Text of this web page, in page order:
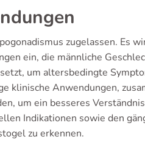
zugelassen. Es
ein, die männliche
um altersbedingte
klinische Anwendungen,
um ein besseres
Indikationen sowie den
zu erkennen.